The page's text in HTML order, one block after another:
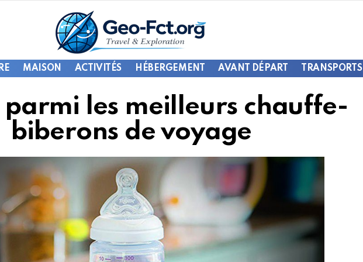
MAISON ACTIVITÉS HÉBERGEMENT AVANT DÉPART TRANSPORTS
parmi les meilleurs chauffe-
biberons de voyage